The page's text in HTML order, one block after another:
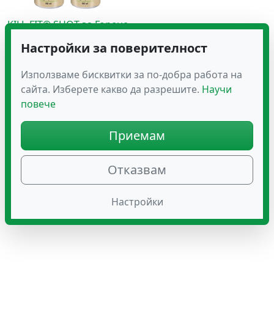
KILL-FIT® SHOT за Горене
€
Настройки за поверителност
Използваме бисквитки за по-добра работа на
сайта. Изберете какво да разрешите. Научи
повече
Приемам
Отказвам
Настройки